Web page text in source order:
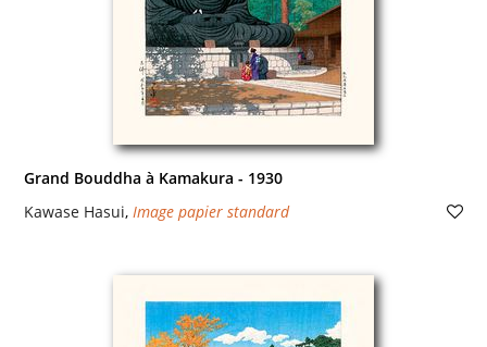
Grand Bouddha à Kamakura - 1930
Kawase Hasui, Image papier standard